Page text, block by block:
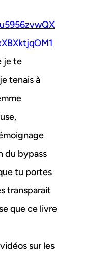
je te
tenais à
du bypass
tu portes
transparait
que ce livre
sur les